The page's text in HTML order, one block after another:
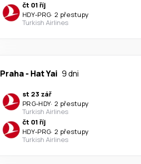
čt 01 říj
HDY-PRG· 2 přestupy
Turkish Airlines
Praha- Hat Yai 9 dni
st 23 zář
PRG-HDY· 2 přestupy
Turkish Airlines
čt 01 říj
HDY-PRG· 2 přestupy
Turkish Airlines